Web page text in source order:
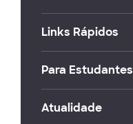
Links Rápidos
Para Estudantes
Atualidade